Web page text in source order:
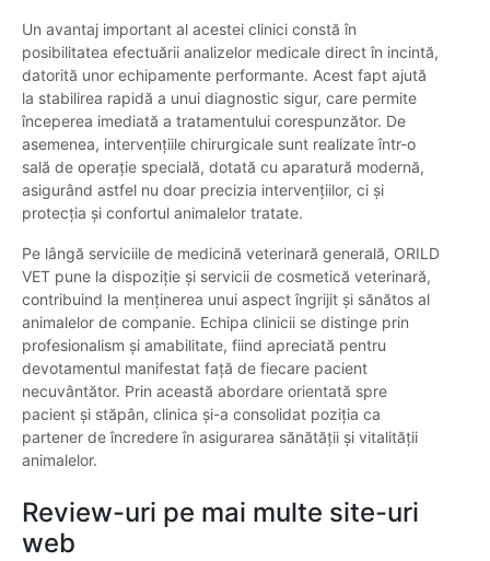
Un avantaj important al acestei clinici constă în
posibilitatea efectuării analizelor medicale direct în incintă,
datorită unor echipamente performante. Acest fapt ajută
la stabilirea rapidă a unui diagnostic sigur, care permite
începerea imediată a tratamentului corespunzător. De
asemenea, intervențiile chirurgicale sunt realizate într-o
sală de operație specială, dotată cu aparatură modernă,
asigurând astfel nu doar precizia intervențiilor, ci și
protecția și confortul animalelor tratate.
Pe lângă serviciile de medicină veterinară generală, ORILD
VET pune la dispoziție și servicii de cosmetică veterinară,
contribuind la menținerea unui aspect îngrijit și sănătos al
animalelor de companie. Echipa clinicii se distinge prin
profesionalism și amabilitate, fiind apreciată pentru
devotamentul manifestat față de fiecare pacient
necuvântător. Prin această abordare orientată spre
pacient și stăpân, clinica și-a consolidat poziția ca
partener de încredere în asigurarea sănătății și vitalității
animalelor.
Review-uri pe mai multe site-uri
web